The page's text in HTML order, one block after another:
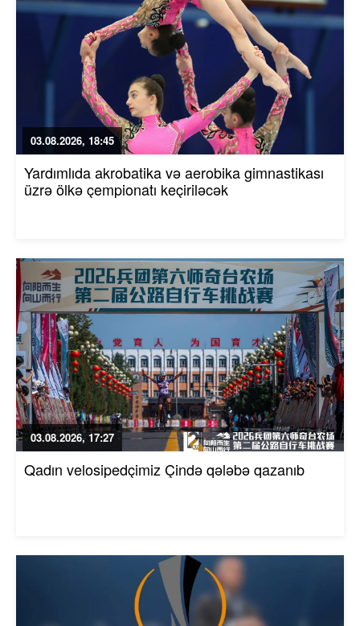
03.08.2026, 18:45
Yardımlıda akrobatika və aerobika gimnastikası
üzrə ölkə çempionatı keçiriləcək
03.08.2026, 17:27
Qadın velosipedçimiz Çində qələbə qazanıb